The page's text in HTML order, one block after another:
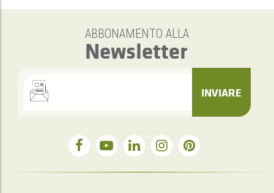
ABBONAMENTO ALLA
Newsletter
INVIARE